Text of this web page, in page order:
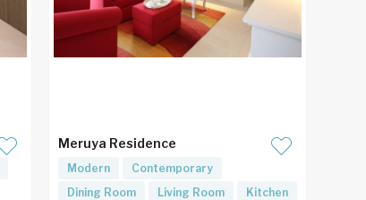
Meruya Residence
Modern
Contemporary
Dining Room
Living Room Kitchen